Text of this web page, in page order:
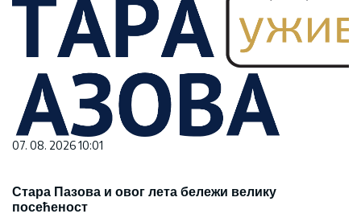
07. 08. 2026 10:01
Стара Пазова и овог лета бележи велику
посећеност